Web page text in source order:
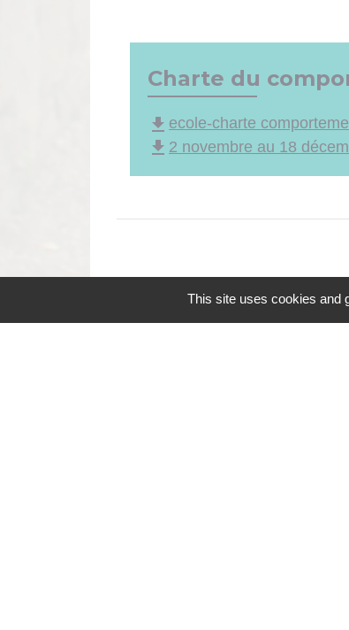
Charte du
file_download ecole-charte
file_download 2 novembre au 18
This site uses cookies and